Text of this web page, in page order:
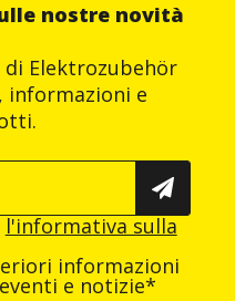
nostre novità
Elektrozubehör
informazioni e
l'informativa sulla
informazioni
e notizie*